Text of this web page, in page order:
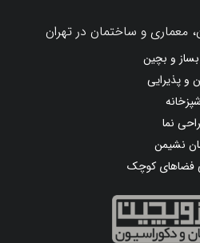
معماری و ساختمان در تهران
و بچین
و پذیرایی
نما
نشیمن
فضاهای کوچک